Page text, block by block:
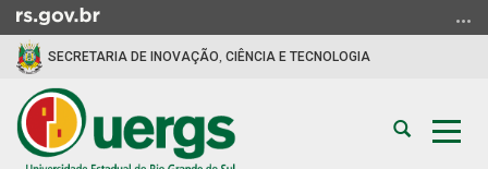
para
conteúdo
para
SECRETARIA DE INOVAÇÃO, CIÊNCIA E TECNOLOGIA
Abrir